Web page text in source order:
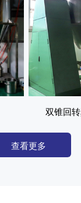
双锥回
查看更多